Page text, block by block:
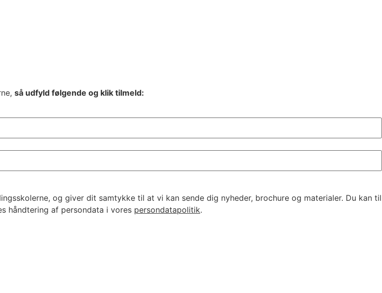
så udfyld følgende og klik tilmeld:
og giver dit samtykke til at vi kan sende dig nyheder, brochure og materialer. Du kan til
håndtering af persondata i vores persondatapolitik.